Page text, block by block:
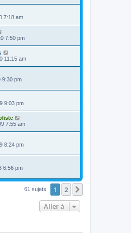
7:18 am
7:50 pm
11:15 am
9:30 pm
9:03 pm
7:55 am
8:24 pm
6:56 pm
61 sujets 1 2
Aller à